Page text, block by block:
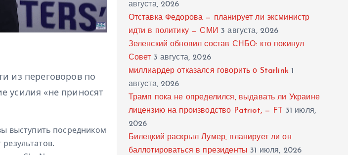
из переговоров по
усилия «не приносят
выступить посредником
августа, 2026
Отставка Федорова — планирует ли эксминистр
идти в политику — СМИ 3 августа, 2026
Зеленский обновил состав СНБО: кто покинул
Совет 3 августа, 2026
миллиардер отказался говорить о Starlink 1
августа, 2026
Трамп пока не определился, выдавать ли Украине
лицензию на производство Patriot, — FT
31 июля,
2026
Билецкий раскрыл Лумер, планирует ли он
баллотироваться в президенты 31 июля, 2026